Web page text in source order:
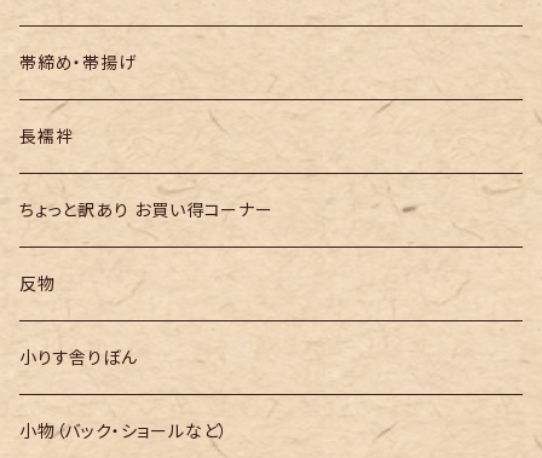
帯締め・帯揚げ
長襦袢
ちょっと訳あり お買い得コーナー
反物
小りす舎りぼん
小物（バック・ショールなど）